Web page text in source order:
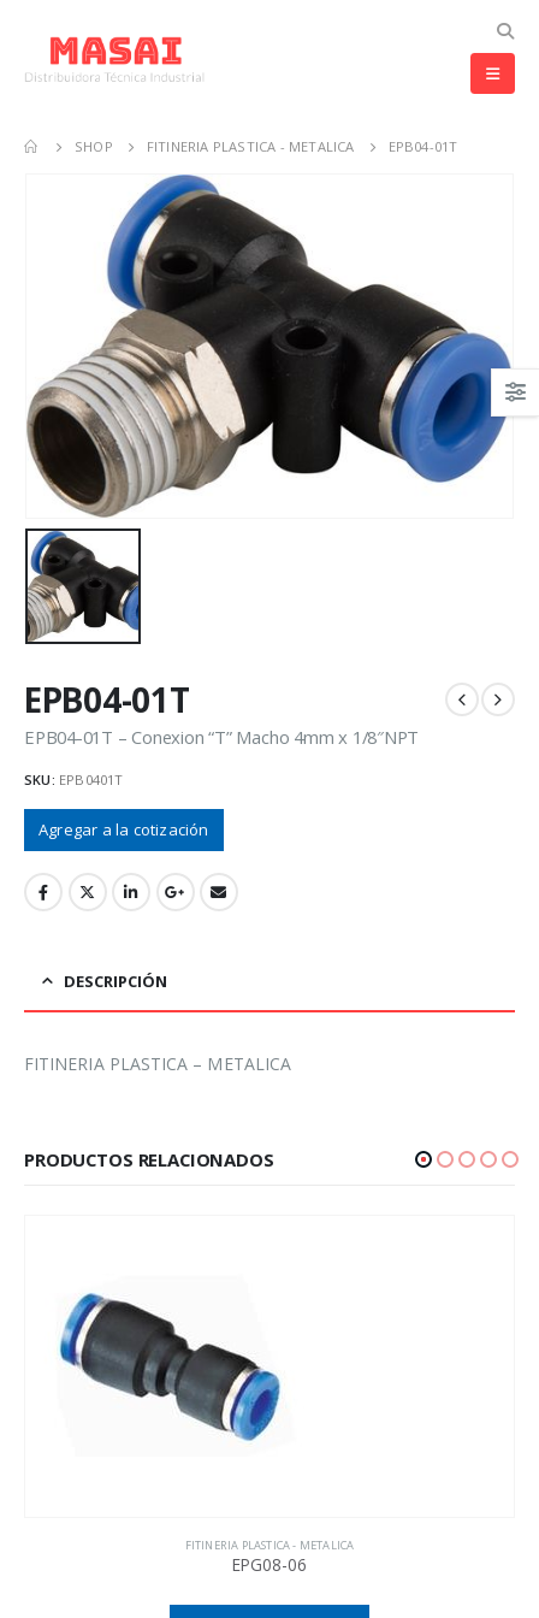
SHOP FITINERIA PLASTICA - METALICA EPB04-01T
EPB04-01T
EPB04-01T – Conexion “T” Macho 4mm x 1/8″NPT
SKU: EPB0401T
Agregar a la cotización
DESCRIPCIÓN
FITINERIA PLASTICA – METALICA
PRODUCTOS RELACIONADOS
FITINERIA PLASTICA - METALICA
EPG08-06